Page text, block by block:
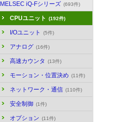
MELSEC iQ-Fシリーズ (693件)
CPUユニット (192件)
I/Oユニット (5件)
アナログ (16件)
高速カウンタ (13件)
モーション・位置決め (11件)
ネットワーク・通信 (110件)
安全制御 (1件)
オプション (11件)